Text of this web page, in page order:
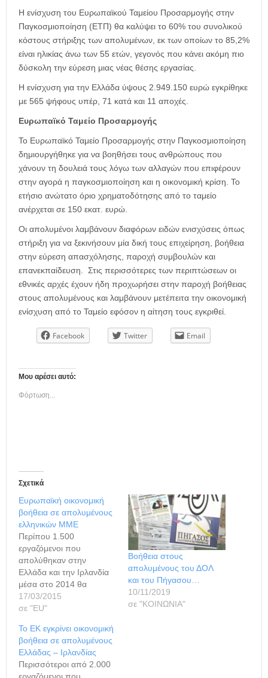
Η ενίσχυση του Ευρωπαϊκού Ταμείου Προσαρμογής στην
Παγκοσμιοποίηση (ΕΤΠ) θα καλύψει το 60% του συνολικού
κόστους στήριξης των απολυμένων, εκ των οποίων το 85,2%
είναι ηλικίας άνω των 55 ετών, γεγονός που κάνει ακόμη πιο
δύσκολη την εύρεση μιας νέας θέσης εργασίας.
Η ενίσχυση για την Ελλάδα ύψους 2.949.150 ευρώ εγκρίθηκε
με 565 ψήφους υπέρ, 71 κατά και 11 αποχές.
Ευρωπαϊκό Ταμείο Προσαρμογής
Το Ευρωπαϊκό Ταμείο Προσαρμογής στην Παγκοσμιοποίηση
δημιουργήθηκε για να βοηθήσει τους ανθρώπους που
χάνουν τη δουλειά τους λόγω των αλλαγών που επιφέρουν
στην αγορά η παγκοσμιοποίηση και η οικονομική κρίση. Το
ετήσιο ανώτατο όριο χρηματοδότησης από το ταμείο
ανέρχεται σε 150 εκατ. ευρώ.
Οι απολυμένοι λαμβάνουν διαφόρων ειδών ενισχύσεις όπως
στήριξη για να ξεκινήσουν μία δική τους επιχείρηση, βοήθεια
στην εύρεση απασχόλησης, παροχή συμβουλών και
επανεκπαίδευση. Στις περισσότερες των περιπτώσεων οι
εθνικές αρχές έχουν ήδη προχωρήσει στην παροχή βοήθειας
στους απολυμένους και λαμβάνουν μετέπειτα την οικονομική
ενίσχυση από το Ταμείο εφόσον η αίτηση τους εγκριθεί.
Facebook Twitter Email
Μου αρέσει αυτό:
Φόρτωση...
Σχετικά
Ευρωπαϊκή οικονομική
βοήθεια σε απολυμένους
ελληνικών ΜΜΕ
Περίπου 1.500
εργαζόμενοι που
απολύθηκαν στην
Ελλάδα και την Ιρλανδία
μέσα στο 2014 θα
λάβουν κοινοτική βοήθεια
ύψους 11,3 εκατ. ευρώ
μπορέσουν να βρουν μία
νέα θέση εργασίας. Αυτή
ήταν η σύσταση της
επιτροπής
17/03/2015
σε "ΕU"
Βοήθεια στους
απολυμένους του ΔΟΛ
και του Πήγασου…
10/11/2019
σε "ΚΟΙΝΩΝΙΑ"
Το ΕΚ εγκρίνει οικονομική
βοήθεια σε απολυμένους
Ελλάδας – Ιρλανδίας
Περισσότεροι από 2.000